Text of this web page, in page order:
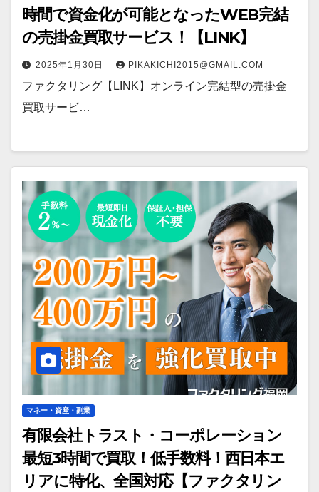
時間で資金化が可能となったWEB完結
の売掛金買取サービス！【LINK】
2025年1月30日 PIKAKICHI2015@GMAIL.COM
ファクタリング【LINK】オンライン完結型の売掛金
買取サービ…
マネー・資産・副業
有限会社トラスト・コーポレーション
最短3時間で買取！低手数料！西日本エ
リアに特化、全国対応【ファクタリン